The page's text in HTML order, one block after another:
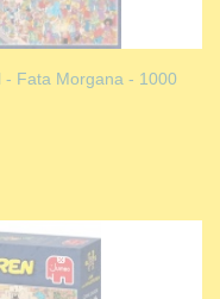
Fata Morgana - 1000